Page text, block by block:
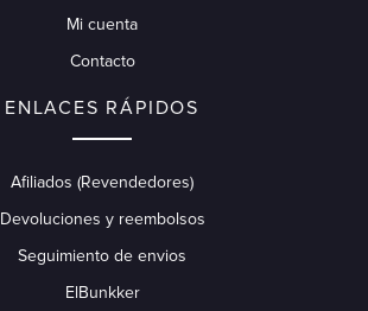
Mi cuenta
Contacto
ENLACES RÁPIDOS
Afiliados (Revendedores)
Devoluciones y reembolsos
Seguimiento de envios
ElBunkker